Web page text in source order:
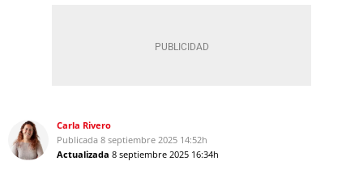
Carla Rivero
Publicada 8 septiembre 2025 14:52h
Actualizada 8 septiembre 2025 16:34h